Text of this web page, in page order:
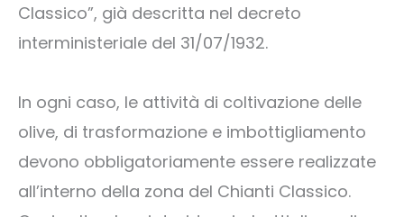
Classico”, già descritta nel decreto
interministeriale del 31/07/1932.
In ogni caso, le attività di coltivazione delle
olive, di trasformazione e imbottigliamento
devono obbligatoriamente essere realizzate
all’interno della zona del Chianti Classico.